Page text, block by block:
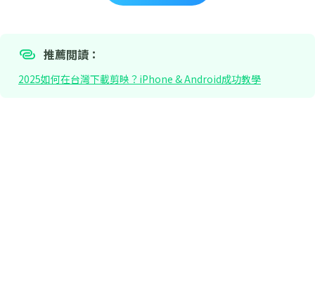
推薦閲讀：
2025如何在台灣下載剪映？iPhone & Android成功教學